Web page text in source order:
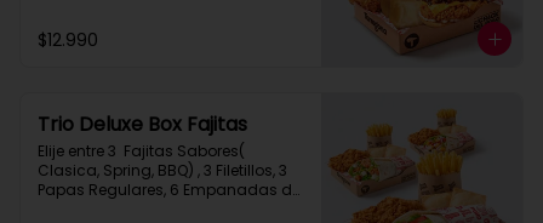
$12.990
Trio Deluxe Box Fajitas
Elije entre 3  Fajitas Sabores(
Clasica, Spring, BBQ) , 3 Filetillos, 3
Papas Regulares, 6 Empanadas de